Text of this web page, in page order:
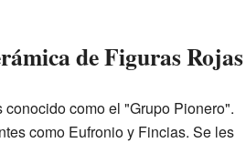
de Figuras Rojas
como el "Grupo Pionero".
como Eufronio y Fincias. Se les